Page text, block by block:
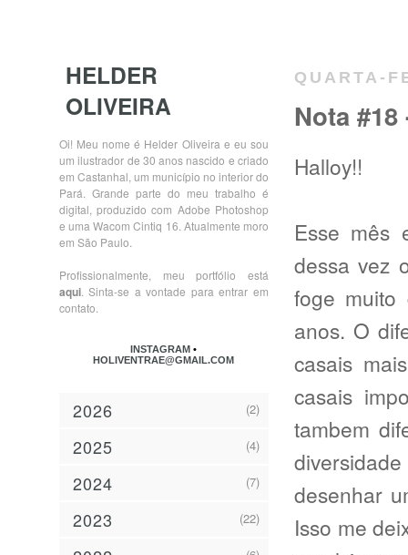
QUARTA-
Nota
Halloy!!
Esse mês
dessa vez
foge muito
anos. O
casais
casais
tambem
desenhar
Isso me
HELDER
OLIVEIRA
Oi! Meu nome é Helder Oliveira e eu sou
um ilustrador de 30 anos nascido e criado
em Castanhal, um município no interior do
Pará. Grande parte do meu trabalho é
digital, produzido com Adobe Photoshop
e uma Wacom Cintiq 16. Atualmente moro
em São Paulo.
Profissionalmente, meu portfólio está
aqui . Sinta-se a vontade para entrar em
contato.
INSTAGRAM•
HOLIVENTRAE@GMAIL.COM
2026 (2)
2025 (4)
2024 (7)
2023 (22)